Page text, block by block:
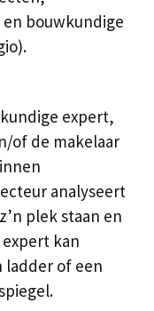
bouwkundige
expert,
of de makelaar
analyseert
plek staan en
kan
ladder of een